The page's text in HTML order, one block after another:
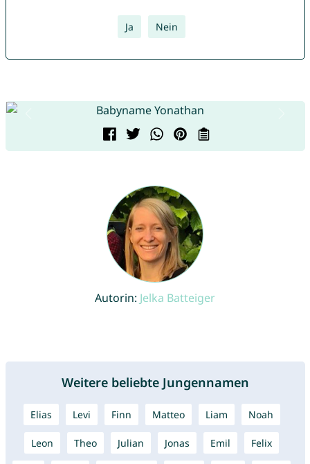
Ja Nein
Autorin: Jelka Batteiger
Weitere beliebte Jungennamen
Elias Levi Finn Matteo Liam Noah
Leon Theo Julian Jonas Emil Felix